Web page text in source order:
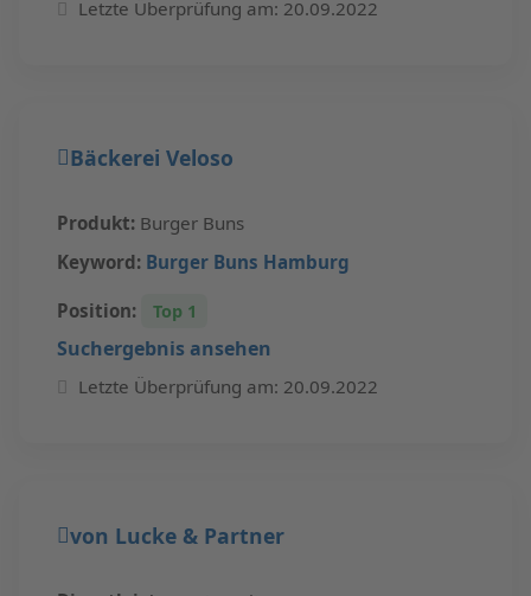
Letzte Überprüfung am: 20.09.2022
Bäckerei Veloso
Produkt: Burger Buns
Keyword: Burger Buns Hamburg
Position: Top 1
Suchergebnis ansehen
Letzte Überprüfung am: 20.09.2022
von Lucke & Partner